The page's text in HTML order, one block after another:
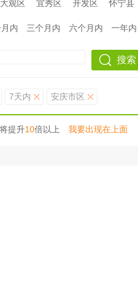
大观区 宜秀区 开发区 怀宁县
内 三个月内 六个月内 一年内
搜索
7天内 安庆市区
提升10倍以上 我要出现在上面